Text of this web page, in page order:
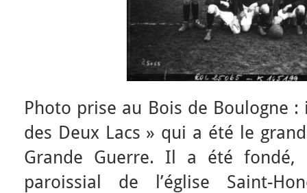
Photo prise au Bois de Boulogne :
des Deux Lacs » qui a été le
Grande Guerre. Il a été fondé,
paroissial de l’église Saint-